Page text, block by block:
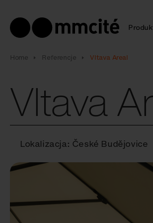
Home Referencje Vltava Areal
Vltava
Lokalizacja: České Budějovice